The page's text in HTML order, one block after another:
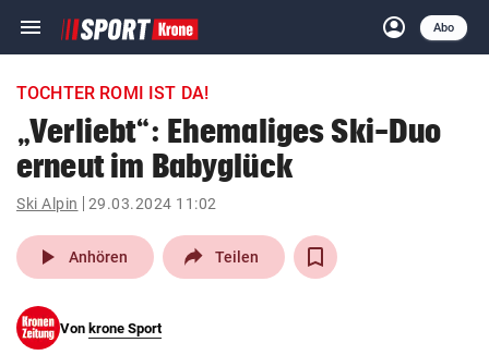
menu Navigation
ein-/ausklappen
account_circle
Anmelden
Abo
close Schließen
account_circle Anmelden
pin_drop
Wien arrow_right
TOCHTER ROMI IST DA!
„Verliebt“: Ehemaliges Ski-Duo
erneut im Babyglück
Ski Alpin 29.03.2024 11:02
play_arrow Anhören Teilen
Von krone Sport